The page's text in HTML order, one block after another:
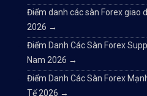
Điểm danh các sàn Forex giao
2026 →
Điểm Danh Các Sàn Forex
Nam 2026 →
Điểm Danh Các Sàn Forex
Tế 2026 →